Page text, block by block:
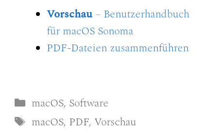
Vorschau – Benutzerhandbuch
für macOS Sonoma
PDF-Dateien zusammenführen
Kategorien
macOS, Software
Schlagwörter
macOS, PDF,Vorschau